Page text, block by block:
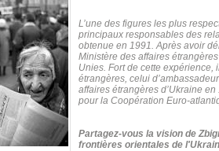
L’une des figures les plus
principaux responsables des
obtenue en 1991. Après avoir
Ministère des affaires
Unies. Fort de cette expérience,
étrangères, celui
affaires étrangères d’Ukraine
pour la Coopération Euro-
Partagez-vous la vision de
frontières orientales de